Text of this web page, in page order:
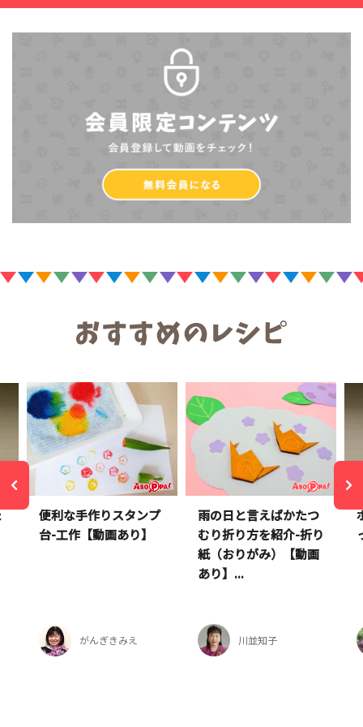
便利な手作りスタンプ
台-工作【動画あり】
がんぎきみえ
雨の日と言えばかたつ
むり折り方を紹介-折り
紙（おりがみ）【動画
あり】...
川並知子